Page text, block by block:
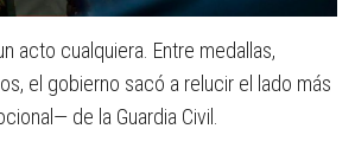
acto cualquiera. Entre medallas,
el gobierno sacó a relucir el lado más
de la Guardia Civil.